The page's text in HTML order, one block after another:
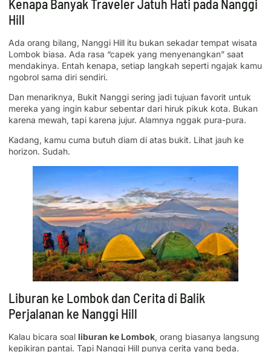
Kenapa Banyak Traveler Jatuh Hati pada Nanggi
Hill
Ada orang bilang, Nanggi Hill itu bukan sekadar tempat wisata
Lombok biasa. Ada rasa “capek yang menyenangkan” saat
mendakinya. Entah kenapa, setiap langkah seperti ngajak kamu
ngobrol sama diri sendiri.
Dan menariknya, Bukit Nanggi sering jadi tujuan favorit untuk
mereka yang ingin kabur sebentar dari hiruk pikuk kota. Bukan
karena mewah, tapi karena jujur. Alamnya nggak pura-pura.
Kadang, kamu cuma butuh diam di atas bukit. Lihat jauh ke
horizon. Sudah.
Liburan ke Lombok dan Cerita di Balik
Perjalanan ke Nanggi Hill
Kalau bicara soal liburan ke Lombok, orang biasanya langsung
kepikiran pantai. Tapi Nanggi Hill punya cerita yang beda.